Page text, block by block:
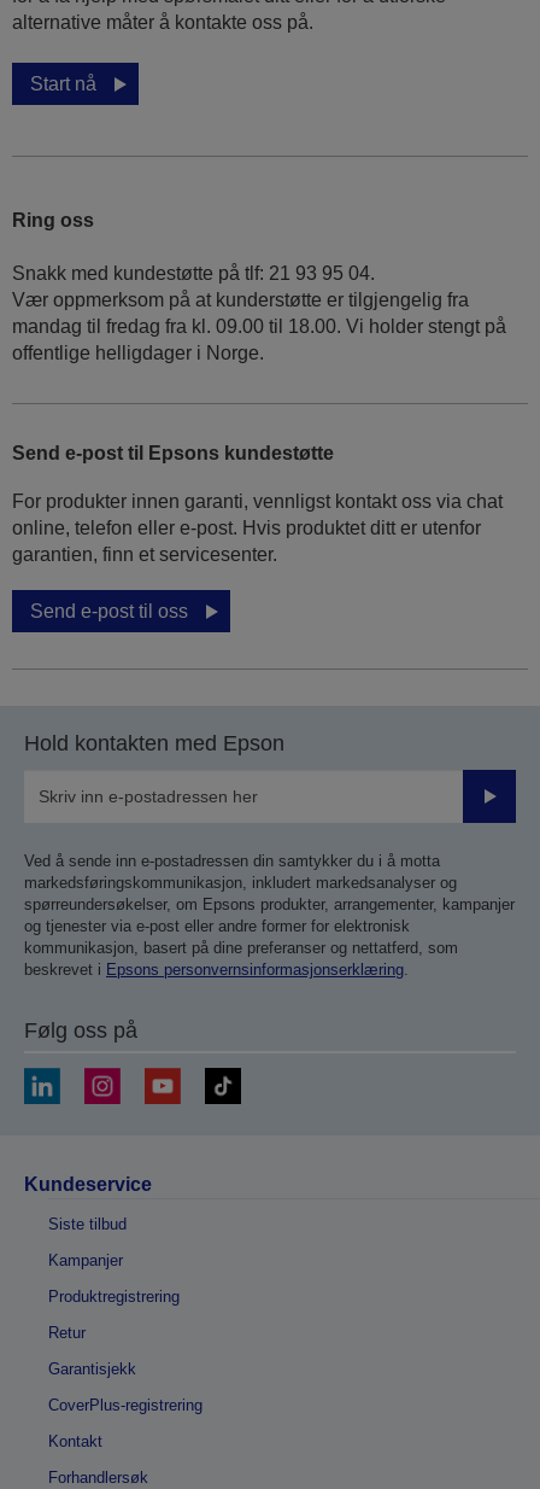
alternative måter å kontakte oss på.
Start nå
Ring oss
Snakk med kundestøtte på tlf: 21 93 95 04.
Vær oppmerksom på at kunderstøtte er tilgjengelig fra
mandag til fredag fra kl. 09.00 til 18.00. Vi holder stengt på
offentlige helligdager i Norge.
Send e-post til Epsons kundestøtte
For produkter innen garanti, vennligst kontakt oss via chat
online, telefon eller e-post. Hvis produktet ditt er utenfor
garantien, finn et servicesenter.
Send e-post til oss
Hold kontakten med Epson
Send
Ved å sende inn e-postadressen din samtykker du i å motta
markedsføringskommunikasjon, inkludert markedsanalyser og
spørreundersøkelser, om Epsons produkter, arrangementer, kampanjer
og tjenester via e-post eller andre former for elektronisk
kommunikasjon, basert på dine preferanser og nettatferd, som
beskrevet i Epsons personvernsinformasjonserklæring.
Følg oss på
Kundeservice
Siste tilbud
Kampanjer
Produktregistrering
Retur
Garantisjekk
CoverPlus-registrering
Kontakt
Forhandlersøk